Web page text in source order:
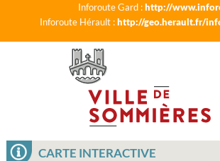
Inforoute Gard :http://
Inforoute Hérault :http://geo.herault.fr/
CARTE INTERACTIVE